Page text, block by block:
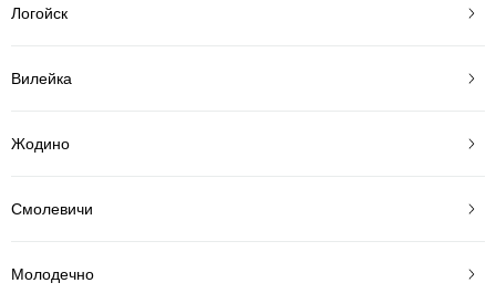
Логойск
Вилейка
Жодино
Смолевичи
Молодечно